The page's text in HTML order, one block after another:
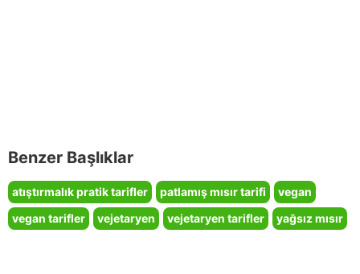
Benzer Başlıklar
atıştırmalık pratik tarifler patlamış mısır tarifi
vegan
vegan tarifler
vejetaryen vejetaryen tarifler yağsız mısır